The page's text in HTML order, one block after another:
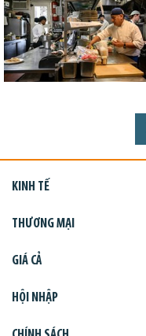
KINH TẾ
THƯƠNG MẠI
GIÁ CẢ
HỘI NHẬP